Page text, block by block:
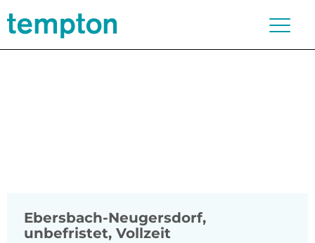
Ebersbach-Neugersdorf,
unbefristet, Vollzeit